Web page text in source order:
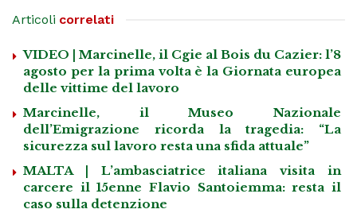
Articoli correlati
VIDEO | Marcinelle, il Cgie al Bois du Cazier: l’8
agosto per la prima volta è la Giornata europea
delle vittime del lavoro
Marcinelle, il Museo Nazionale
dell’Emigrazione ricorda la tragedia: “La
sicurezza sul lavoro resta una sfida attuale”
MALTA | L’ambasciatrice italiana visita in
carcere il 15enne Flavio Santoiemma: resta il
caso sulla detenzione